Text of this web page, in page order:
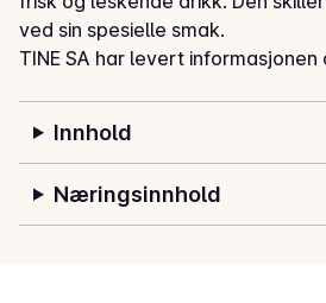
ved sin spesielle smak.
TINE SA har levert informasjonen
Innhold
Næringsinnhold